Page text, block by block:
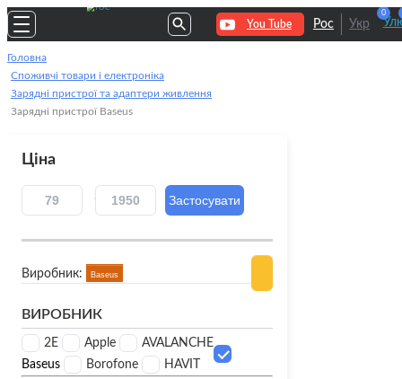
You Tube Рос Укр
0
Головна
Споживчі товари і електроніка
Зарядні пристрої та адаптери живлення
Зарядні пристрої Baseus
Ціна
Виробник: Baseus
ВИРОБНИК
2E Apple
AVALANCHE
Baseus
Borofone HAVIT